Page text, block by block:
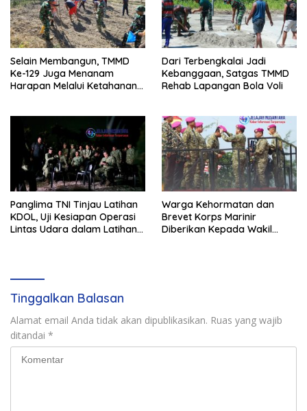
Selain Membangun, TMMD
Ke-129 Juga Menanam
Harapan Melalui Ketahanan
Dari Terbengkalai Jadi
Kebanggaan, Satgas TMMD
Rehab Lapangan Bola Voli
Panglima TNI Tinjau Latihan
KDOL, Uji Kesiapan Operasi
Lintas Udara dalam Latihan
Warga Kehormatan dan
Brevet Korps Marinir
Diberikan Kepada Wakil
Tinggalkan Balasan
Alamat email Anda tidak akan dipublikasikan. Ruas yang wajib
ditandai *